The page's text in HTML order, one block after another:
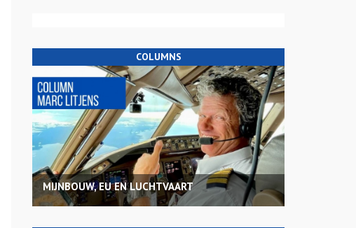
COLUMNS
MIJNBOUW, EU EN LUCHTVAART